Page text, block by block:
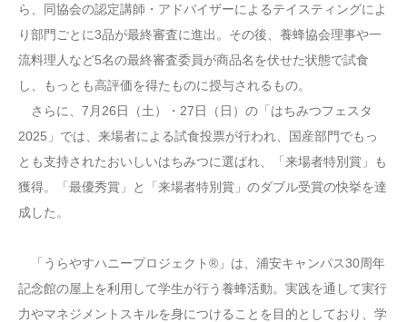
ら、同協会の認定講師・アドバイザーによるテイスティングによ
り部門ごとに3品が最終審査に進出。その後、養蜂協会理事や一
流料理人など5名の最終審査委員が商品名を伏せた状態で試食
し、もっとも高評価を得たものに授与されるもの。
さらに、7月26日（土）・27日（日）の「はちみつフェスタ
2025」では、来場者による試食投票が行われ、国産部門でもっ
とも支持されたおいしいはちみつに選ばれ、「来場者特別賞」も
獲得。「最優秀賞」と「来場者特別賞」のダブル受賞の快挙を達
成した。
「うらやすハニープロジェクト®」は、浦安キャンパス30周年
記念館の屋上を利用して学生が行う養蜂活動。実践を通して実行
力やマネジメントスキルを身につけることを目的としており、学